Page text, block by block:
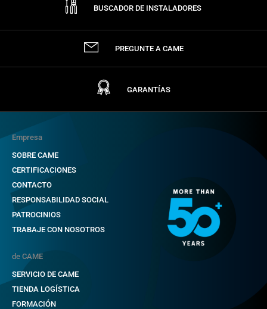
BUSCADOR DE INSTALADORES
PREGUNTE A CAME
GARANTÍAS
Empresa
SOBRE CAME
CERTIFICACIONES
CONTACTO
RESPONSABILIDAD SOCIAL
PATROCINIOS
TRABAJE CON NOSOTROS
de CAME
SERVICIO DE CAME
TIENDA LOGÍSTICA
FORMACIÓN